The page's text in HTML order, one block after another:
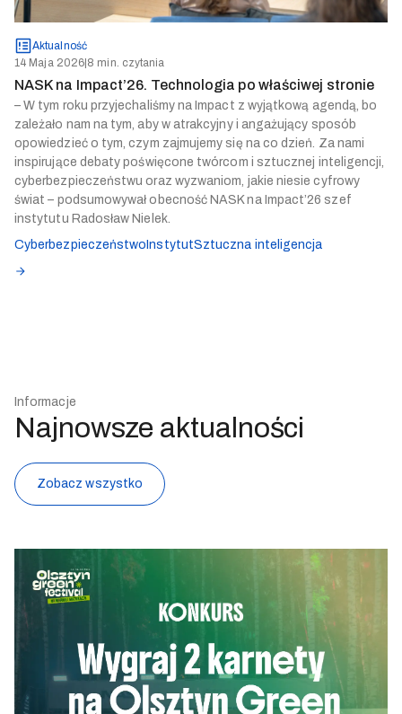
Aktualność
14 Maja 2026|8 min. czytania
NASK na Impact’26. Technologia po właściwej stronie
– W tym roku przyjechaliśmy na Impact z wyjątkową agendą, bo
zależało nam na tym, aby w atrakcyjny i angażujący sposób
opowiedzieć o tym, czym zajmujemy się na co dzień. Za nami
inspirujące debaty poświęcone twórcom i sztucznej inteligencji,
cyberbezpieczeństwu oraz wyzwaniom, jakie niesie cyfrowy
świat – podsumowywał obecność NASK na Impact’26 szef
instytutu Radosław Nielek.
Cyberbezpieczeństwo InstytutSztuczna inteligencja
Informacje
Najnowsze aktualności
Zobacz wszystko